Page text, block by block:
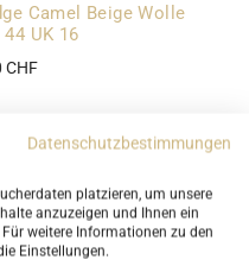
Camel Beige Wolle
UK 16
CHF
Datenschutzbestimmungen
platzieren, um unsere
anzuzeigen und Ihnen ein
weitere Informationen zu den
Einstellungen.